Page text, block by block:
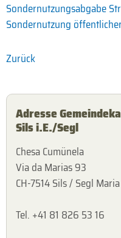
Sondernutzungsabgabe
Sondernutzung
Zurück
Adresse
Sils i.E./Segl
Chesa Cumünela
Via da Marias 93
CH-7514 Sils / Segl Maria
Tel. +41 81 826 53 16